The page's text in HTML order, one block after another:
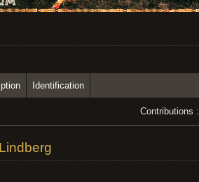
Identification
Contributions :